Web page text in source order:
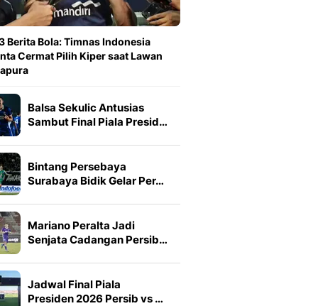
Berita Bola: Timnas Indonesia
Cermat Pilih Kiper saat Lawan
Balsa Sekulic Antusias
Sambut Final Piala Presid…
Bintang Persebaya
Surabaya Bidik Gelar Per…
Mariano Peralta Jadi
Senjata Cadangan Persib…
Jadwal Final Piala
Presiden 2026 Persib vs …